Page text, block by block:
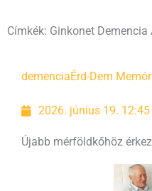
Címkék: Ginkonet
demenciaÉrd-Dem
2026. június 19. 12:45
Újabb mérföldkőhöz